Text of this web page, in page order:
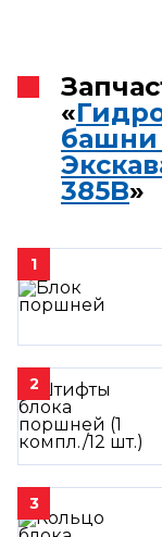
«
башни
385B»
1
2
3